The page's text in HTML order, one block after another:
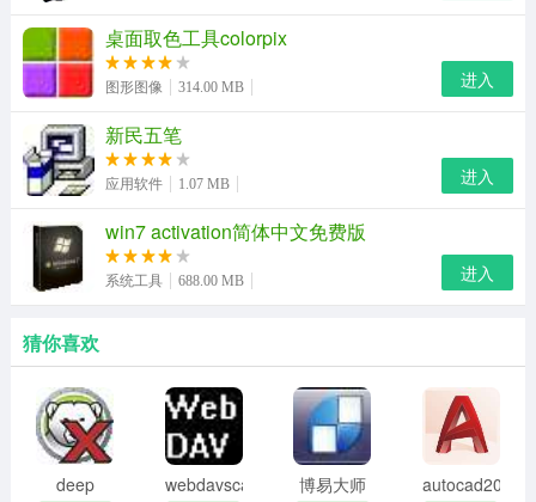
vcf：vcf格式通讯录格式现在用途广泛，一般诺基亚、摩托
罗拉手机导出通讯录的格式即为vcf。可以把vcf格式保存到
电脑上以备不时之需。
桌面取色工具colorpix
图形图像 314.00 MB 进入
新民五笔
应用软件 1.07 MB 进入
win7 activation简体中文免费版
系统工具 688.00 MB 进入
猜你喜欢
deep
webdavscan
博易大师
autocad2002